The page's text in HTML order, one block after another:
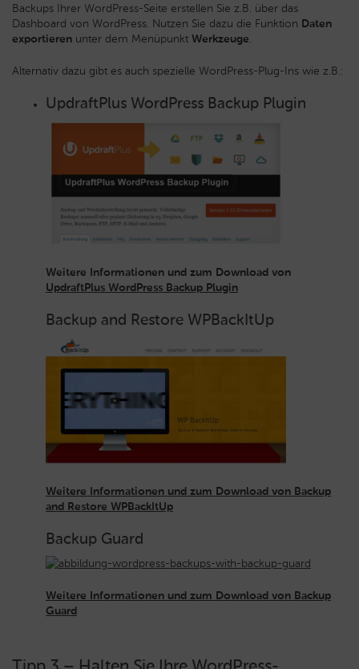
Backups Ihrer WordPress-Seite erstellen Sie z.B. über das
Dashboard von WordPress. Nutzen Sie dazu die Funktion Daten
exportieren unter dem Menüpunkt Werkzeuge.
Alternativ dazu gibt es auch spezielle WordPress-Plug-Ins wie z.B.:
UpdraftPlus WordPress Backup Plugin
Weitere Informationen und zum Download von
UpdraftPlus WordPress Backup Plugin
Backup and Restore WPBackItUp
Weitere Informationen und zum Download von Backup
and Restore WPBackItUp
Backup Guard
Weitere Informationen und zum Download von Backup
Guard